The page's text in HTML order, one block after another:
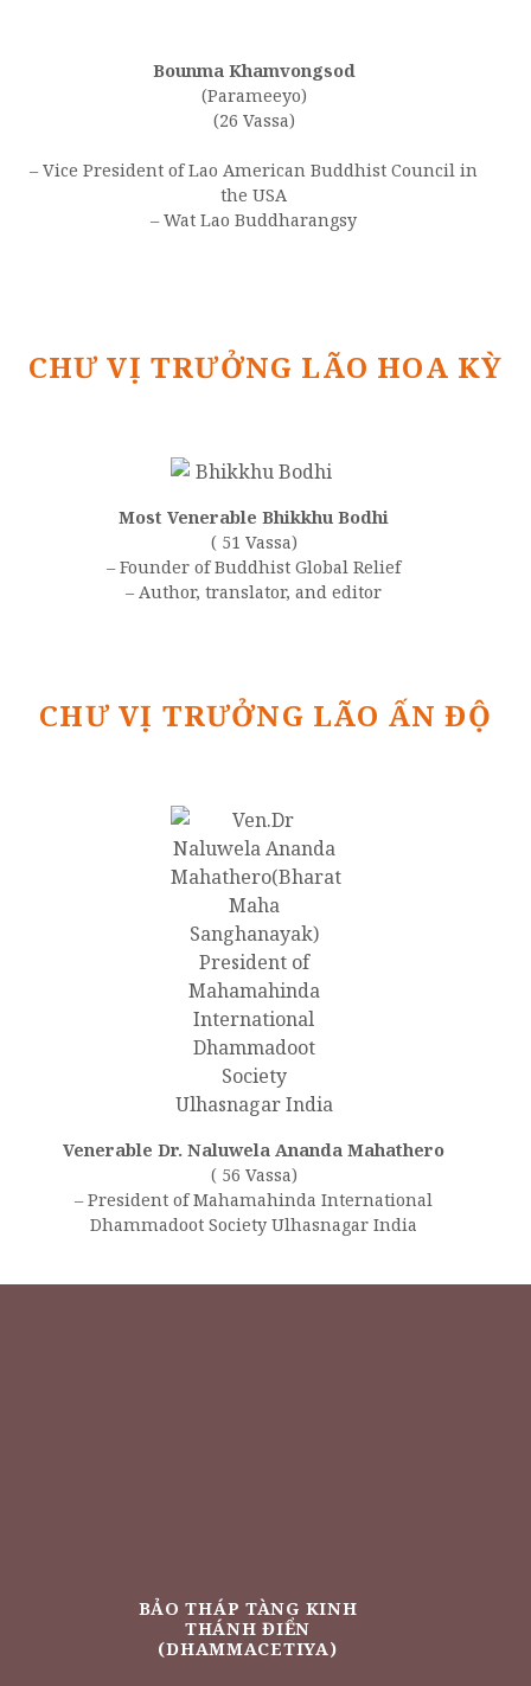
Bounma Khamvongsod
(Parameeyo)
(26 Vassa)
– Vice President of Lao American Buddhist Council in
the USA
– Wat Lao Buddharangsy
CHƯ VỊ TRƯỞNG LÃO HOA KỲ
Most Venerable Bhikkhu Bodhi
( 51 Vassa)
– Founder of Buddhist Global Relief
– Author, translator, and editor
CHƯ VỊ TRƯỞNG LÃO ẤN ĐỘ
Venerable Dr. Naluwela Ananda Mahathero
( 56 Vassa)
– President of Mahamahinda International
Dhammadoot Society Ulhasnagar India
BẢO THÁP TÀNG KINH
THÁNH ĐIỂN
(DHAMMACETIYA)